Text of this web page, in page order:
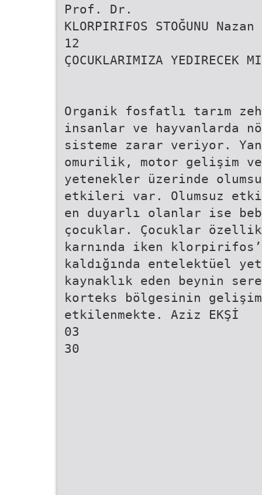
Prof. Dr.
KLORPIRIFOS STOĞUNU
12
ÇOCUKLARIMIZA YEDIRECEK
Organik fosfatlı tarım
insanlar ve hayvanlarda
sisteme zarar veriyor.
omurilik, motor gelişim
yetenekler üzerinde
etkileri var. Olumsuz
en duyarlı olanlar ise
çocuklar. Çocuklar
karnında iken klorpirifos’a
kaldığında entelektüel
kaynaklık eden beynin
korteks bölgesinin
etkilenmekte. Aziz EKŞİ
03
30